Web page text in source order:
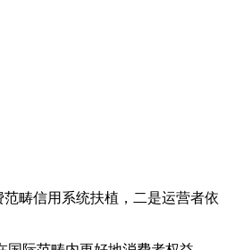
畴信用系统扶植，二是运营者依